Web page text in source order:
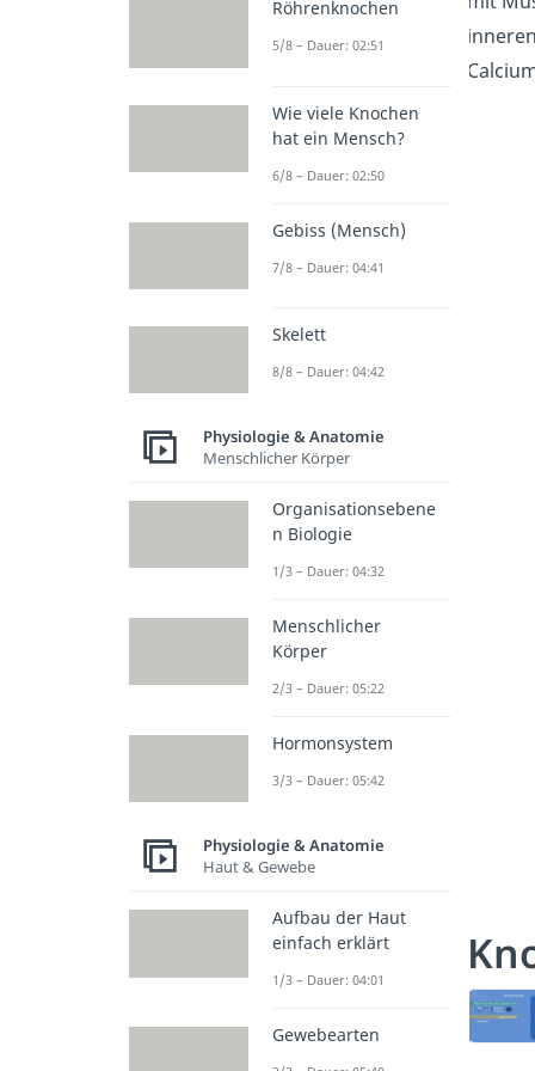
Röhrenknochen
5/8 – Dauer: 02:51
Wie viele Knochen
hat ein Mensch?
6/8 – Dauer: 02:50
Gebiss (Mensch)
7/8 – Dauer: 04:41
Skelett
8/8 – Dauer: 04:42
Physiologie & Anatomie
Menschlicher Körper
Organisationsebene
n Biologie
1/3 – Dauer: 04:32
Menschlicher
Körper
2/3 – Dauer: 05:22
Hormonsystem
3/3 – Dauer: 05:42
Physiologie & Anatomie
Haut & Gewebe
Aufbau der Haut
einfach erklärt
1/3 – Dauer: 04:01
Gewebearten